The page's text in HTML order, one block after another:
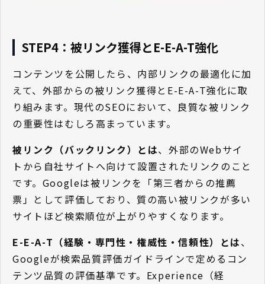
STEP4：被リンク獲得とE-E-A-T強化
コンテンツを公開したら、内部リンクの最適化に加
えて、外部からの被リンク獲得とE-E-A-T強化に取
り組みます。現代のSEOにおいて、良質な被リンク
の重要性はむしろ高まっています。
被リンク（バックリンク）とは、外部のWebサイ
トから自社サイトへ向けて設置されたリンクのこと
です。Googleは被リンクを「第三者からの推薦
票」として評価しており、質の高い被リンクが多い
サイトほど検索順位が上がりやすくなります。
E-E-A-T（経験・専門性・権威性・信頼性）とは、
Googleが検索品質評価ガイドラインで定めるコン
テンツ品質の評価基準です。Experience（経